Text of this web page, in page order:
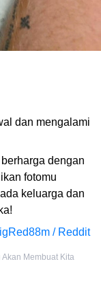
dan mengalami
dengan
fotomu
keluarga dan
/ Reddit
Membuat Kita